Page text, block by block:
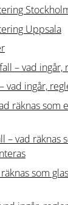
Uppsala
– vad
vad ingår,
räknas som
– vad räknas
som